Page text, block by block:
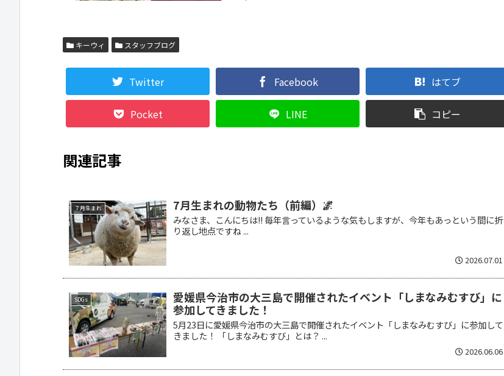
キーウィ スタッフブログ
Twitter Facebook はてブ
Pocket LINE コピー
関連記事
７月生まれ 7月生まれの動物たち（前編）🌌
みなさま、こんにちは!! 毎年言っているような気もしますが、今年もあっという間に折
り返し地点ですね ...
2026.07.01
SDGs
愛媛県今治市の大三島で開催されたイベント「しまなみむすび」に
参加してきました！
5月23日に愛媛県今治市の大三島で開催されたイベント「しまなみむすび」に参加して
きました！ 「しまなみむすび」とは？ ...
2026.06.06